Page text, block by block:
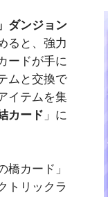
ダンジョン
ると、強力
ードが手に
ムと交換で
イテムを集
カード 」に
カード」
トリックラ